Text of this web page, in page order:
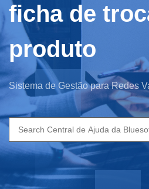
ficha de
produto
Sistema de Gestão para Redes
Search
for: